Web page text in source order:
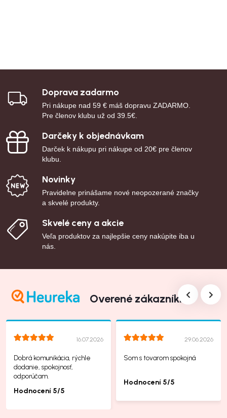
Doprava zadarmo
Pri nákupe nad 59 € máš dopravu ZADARMO.
Pre členov klubu už od 39.5€.
Darčeky k objednávkam
Darček k nákupu pri nákupe od 20€ pre členov
klubu.
Novinky
Pravidelne prinášame nové neopozerané značky
a skvelé produkty.
Skvelé ceny a akcie
Veľa produktov za najlepšie ceny nakúpite iba u
nás.
Overené zákazníkmi
16.07.2026
Dobrá komunikácia, rýchle
dodanie, spokojnosť,
odporúčam.
Hodnocení 5/5
29.06.2026
Som s tovarom spokojná
Hodnocení 5/5